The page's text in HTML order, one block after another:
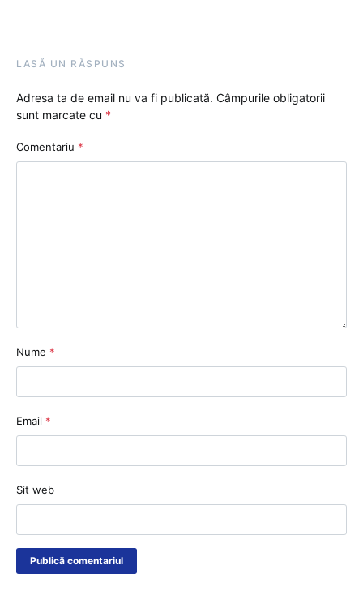
LASĂ UN RĂSPUNS
Adresa ta de email nu va fi publicată. Câmpurile obligatorii
sunt marcate cu *
Comentariu *
Nume *
Email *
Sit web